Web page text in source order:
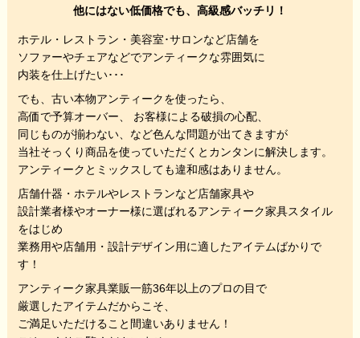
他にはない低価格でも、高級感バッチリ！
ホテル・レストラン・美容室･サロンなど店舗を
ソファーやチェアなどでアンティークな雰囲気に
内装を仕上げたい･･･
でも、 古い本物アンティークを使ったら、
高価で予算オーバー、 お客様による破損の心配、
同じものが揃わない、 など色んな問題が出てきますが
当社そっくり商品を使っていただくと カンタンに解決します。
アンティークとミックスしても違和感はありません。
店舗什器・ホテルやレストランなど店舗家具や
設計業者様やオーナー様に選ばれるアンティーク家具スタイル
をはじめ
業務用や店舗用・設計デザイン用に適したアイテムばかりで
す！
アンティーク家具業販一筋36年以上のプロの目で
厳選したアイテムだからこそ、
ご満足いただけること間違いありません！